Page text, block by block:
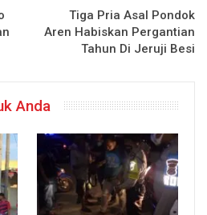
Tiga Pria Asal Pondok
Aren Habiskan Pergantian
Tahun Di Jeruji Besi
Anda